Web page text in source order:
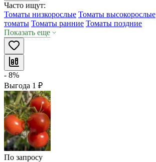
Часто ищут:
Томаты низкорослые Томаты высокорослые
томаты Томаты ранние Томаты поздние
Показать еще
- 8%
Выгода 1 ₽
По запросу